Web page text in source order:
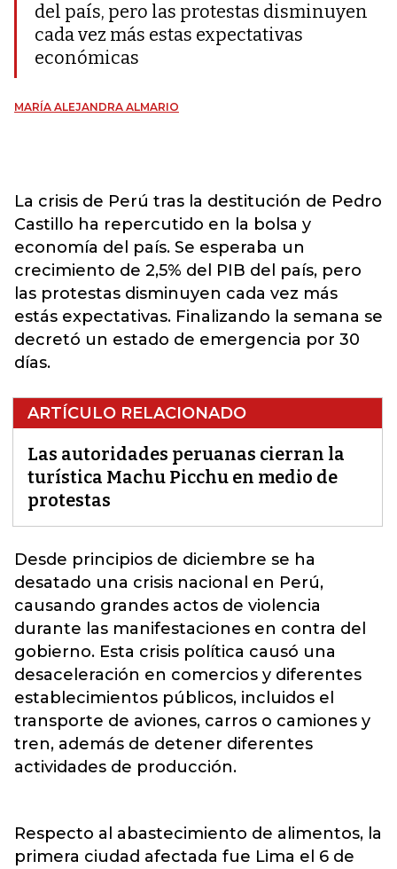
del país, pero las protestas disminuyen
cada vez más estas expectativas
económicas
MARÍA ALEJANDRA ALMARIO
La crisis de Perú tras la destitución de Pedro
Castillo ha repercutido en la bolsa y
economía del país. Se esperaba un
crecimiento de 2,5% del PIB del país, pero
las protestas disminuyen cada vez más
estás expectativas. Finalizando la semana se
decretó un estado de emergencia por 30
días.
ARTÍCULO RELACIONADO
Las autoridades peruanas cierran la
turística Machu Picchu en medio de
protestas
Desde principios de diciembre se ha
desatado una crisis nacional en Perú,
causando grandes actos de violencia
durante las manifestaciones en contra del
gobierno. Esta crisis política causó una
desaceleración en comercios y diferentes
establecimientos públicos, incluidos el
transporte de aviones, carros o camiones y
tren, además de detener diferentes
actividades de producción.
Respecto al abastecimiento de alimentos, la
primera ciudad afectada fue Lima el 6 de